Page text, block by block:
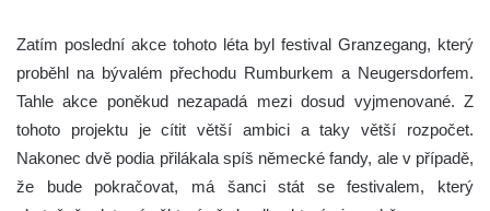
Zatím poslední akce tohoto léta byl festival Granzegang, který
proběhl na bývalém přechodu Rumburkem a Neugersdorfem.
Tahle akce poněkud nezapadá mezi dosud vyjmenované. Z
tohoto projektu je cítit větší ambici a taky větší rozpočet.
Nakonec dvě podia přilákala spíš německé fandy, ale v případě,
že bude pokračovat, má šanci stát se festivalem, který